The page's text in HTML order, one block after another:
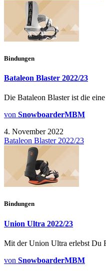
Bindungen
Bataleon Blaster 2022/23
Die Bataleon Blaster ist die
von SnowboarderMBM
4. November 2022
Bataleon Blaster 2022/23
Bindungen
Union Ultra 2022/23
Mit der Union Ultra erlebst Du
von SnowboarderMBM